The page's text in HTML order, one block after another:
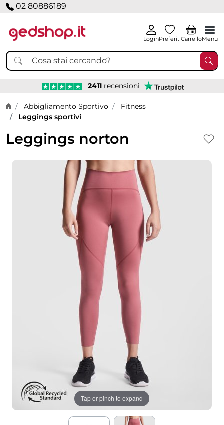
02 80886189
LoginPreferitiCarrelloMenu
2411 recensioni
Home page
Abbigliamento Sportivo
Fitness
Leggings sportivi
Leggings norton
Tap or pinch to expand